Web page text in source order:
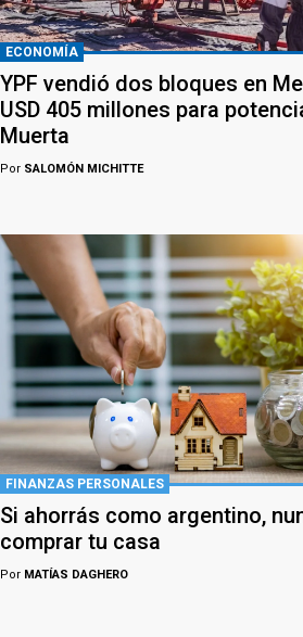
ECONOMÍA
YPF vendió dos bloques en
USD 405 millones para
Muerta
Por SALOMÓN MICHITTE
FINANZAS PERSONALES
Si ahorrás como argentino,
comprar tu casa
Por MATÍAS DAGHERO